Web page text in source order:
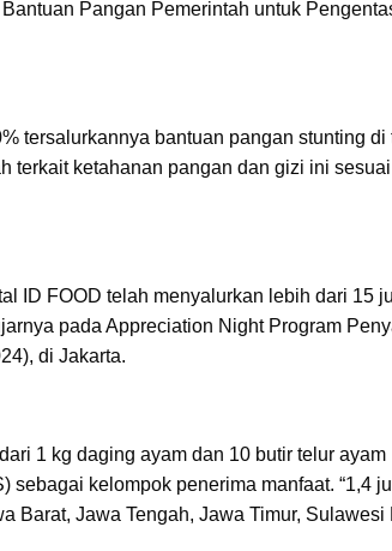
Pangan Pemerintah untuk
tersalurkannya bantuan pangan stunting di
terkait ketahanan pangan dan gizi ini
ID FOOD telah menyalurkan lebih dari 15
pada Appreciation Night Program
di Jakarta.
1 kg daging ayam dan 10 butir telur ayam
kelompok penerima manfaat. “1,4
Barat, Jawa Tengah, Jawa Timur, Sulawesi